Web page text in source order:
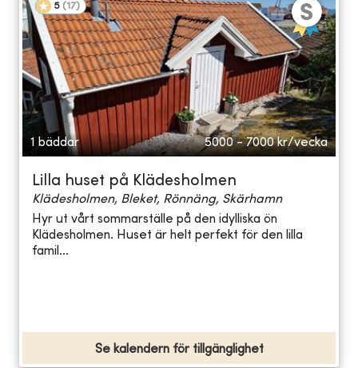
5 (17)
1 bäddar 5000 - 7000 kr/vecka
Lilla huset på Klädesholmen
Klädesholmen, Bleket, Rönnäng, Skärhamn
Hyr ut vårt sommarställe på den idylliska ön
Klädesholmen. Huset är helt perfekt för den lilla
famil...
Se kalendern för tillgänglighet